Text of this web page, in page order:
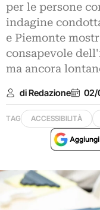
per le persone
indagine
e Piemonte
consapevole
ma ancora
di Redazione 02/
TAG ACCESSIBILITÀ